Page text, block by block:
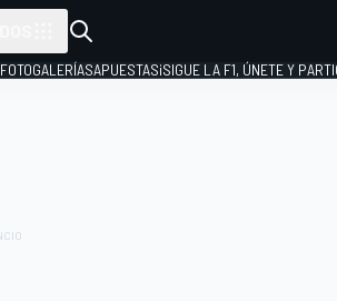
FOTOGALERÍASAPUESTAS¡SIGUE LA F1, ÚNETE Y